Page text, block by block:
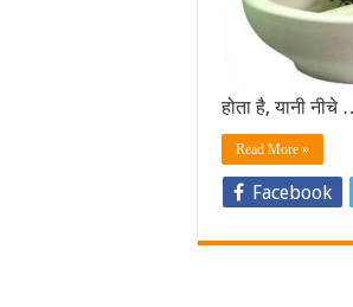
होता है, यानी नीचे
Read More »
Facebook